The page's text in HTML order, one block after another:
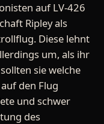
auf LV-426
Ripley als
Diese lehnt
um, als ihr
sie welche
den Flug
und schwer
des